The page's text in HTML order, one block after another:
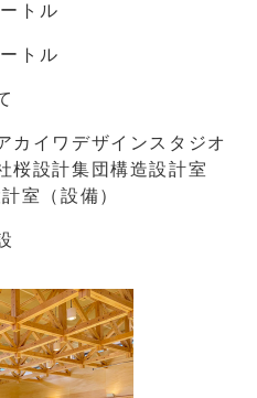
トル
トル
カイワデザインスタジオ
桜設計集団構造設計室
室（設備）